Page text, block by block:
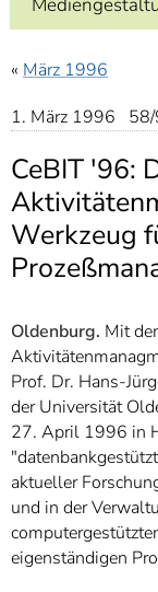
« März 1996
1. März 1996
CeBIT '96:
Werkzeug
Oldenburg. Mit
Prof. Dr. Hans-
der Universität
27. April 1996 in
aktueller
und in der
eigenständigen